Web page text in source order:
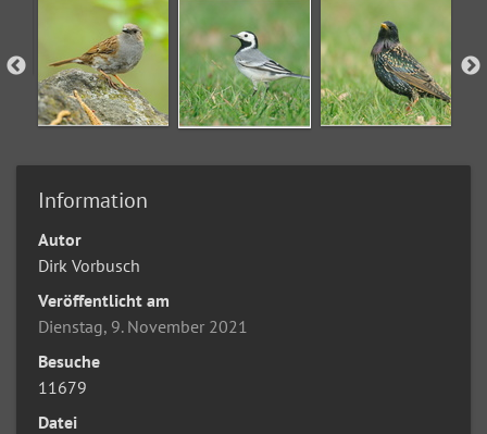
Information
Autor
Dirk Vorbusch
Veröffentlicht am
Dienstag, 9. November 2021
Besuche
11679
Datei